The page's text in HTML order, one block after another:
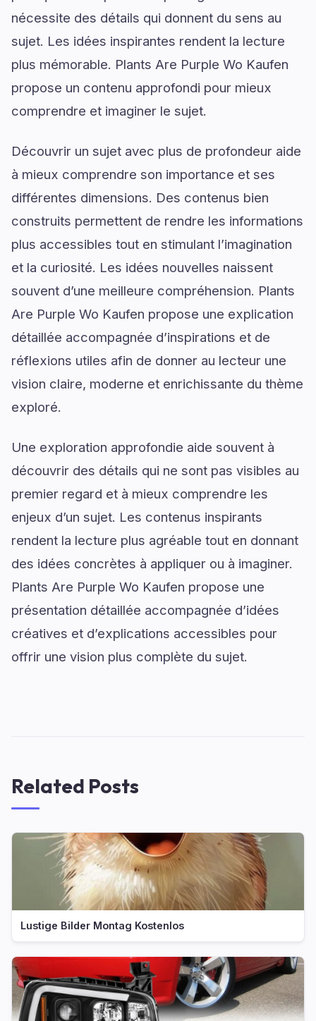
nécessite des détails qui donnent du sens au
sujet. Les idées inspirantes rendent la lecture
plus mémorable. Plants Are Purple Wo Kaufen
propose un contenu approfondi pour mieux
comprendre et imaginer le sujet.
Découvrir un sujet avec plus de profondeur aide
à mieux comprendre son importance et ses
différentes dimensions. Des contenus bien
construits permettent de rendre les informations
plus accessibles tout en stimulant l’imagination
et la curiosité. Les idées nouvelles naissent
souvent d’une meilleure compréhension. Plants
Are Purple Wo Kaufen propose une explication
détaillée accompagnée d’inspirations et de
réflexions utiles afin de donner au lecteur une
vision claire, moderne et enrichissante du thème
exploré.
Une exploration approfondie aide souvent à
découvrir des détails qui ne sont pas visibles au
premier regard et à mieux comprendre les
enjeux d’un sujet. Les contenus inspirants
rendent la lecture plus agréable tout en donnant
des idées concrètes à appliquer ou à imaginer.
Plants Are Purple Wo Kaufen propose une
présentation détaillée accompagnée d’idées
créatives et d’explications accessibles pour
offrir une vision plus complète du sujet.
Related Posts
Lustige Bilder Montag Kostenlos